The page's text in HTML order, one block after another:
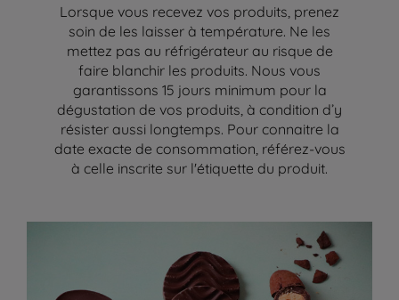
Lorsque vous recevez vos produits, prenez
soin de les laisser à température. Ne les
mettez pas au réfrigérateur au risque de
faire blanchir les produits. Nous vous
garantissons 15 jours minimum pour la
dégustation de vos produits, à condition d’y
résister aussi longtemps. Pour connaitre la
date exacte de consommation, référez-vous
à celle inscrite sur l'étiquette du produit.